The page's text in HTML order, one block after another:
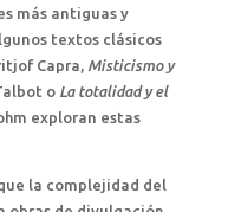
más antiguas y
textos clásicos
Capra, Misticismo y
o La totalidad y el
exploran estas
la complejidad del